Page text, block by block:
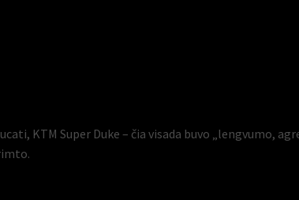
KTM Super Duke – čia visada buvo „lengvumo,